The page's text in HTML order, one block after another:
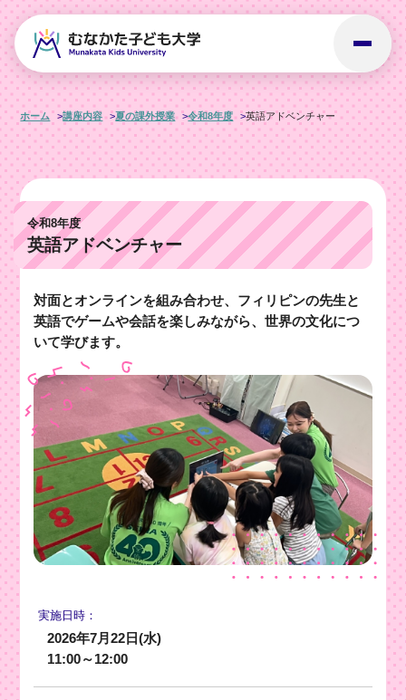
ホーム 講座内容 夏の課外授業 令和8年度 英語アドベンチャー
令和8年度
英語アドベンチャー
対面とオンラインを組み合わせ、フィリピンの先生と
英語でゲームや会話を楽しみながら、世界の文化につ
いて学びます。
実施日時：
2026年7月22日(水)
11:00～12:00